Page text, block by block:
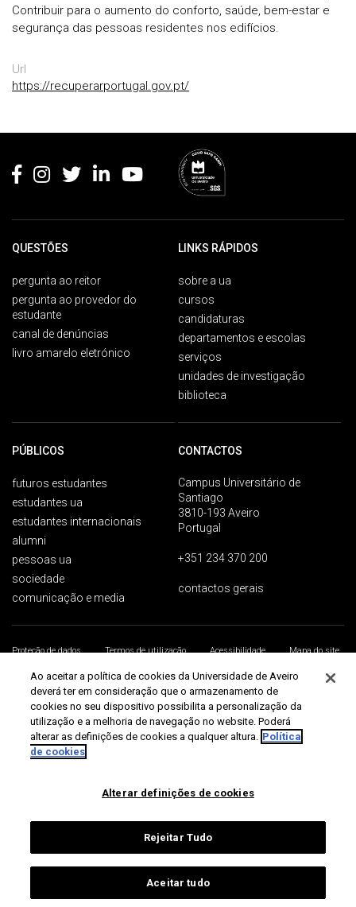
Contribuir para o aumento do conforto, saúde, bem-estar e
segurança das pessoas residentes nos edifícios.
Url
https://recuperarportugal.gov.pt/
QUESTÕES
pergunta ao reitor
pergunta ao provedor do
estudante
canal de denúncias
livro amarelo eletrónico
LINKS RÁPIDOS
sobre a ua
cursos
candidaturas
departamentos e escolas
serviços
unidades de investigação
biblioteca
PÚBLICOS
futuros estudantes
estudantes ua
estudantes internacionais
alumni
pessoas ua
sociedade
comunicação e media
CONTACTOS
Campus Universitário de
Santiago
3810-193 Aveiro
Portugal
+351 234 370 200
contactos gerais
Proteção de dados Termos de utilização Acessibilidade
Mapa do site
Universidade de Aveiro 2026
Ao aceitar a política de cookies da Universidade de Aveiro
deverá ter em consideração que o armazenamento de
cookies no seu dispositivo possibilita a personalização da
utilização e a melhoria de navegação no website. Poderá
alterar as definições de cookies a qualquer altura. Política
de cookies
Alterar definições de cookies
Rejeitar Tudo
Aceitar tudo